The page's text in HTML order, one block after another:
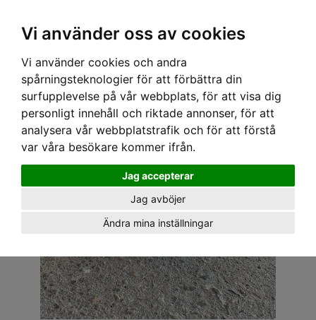
Vi använder oss av cookies
Vi använder cookies och andra
spårningsteknologier för att förbättra din
surfupplevelse på vår webbplats, för att visa dig
personligt innehåll och riktade annonser, för att
analysera vår webbplatstrafik och för att förstå
var våra besökare kommer ifrån.
Jag accepterar
Jag avböjer
Ändra mina inställningar
Hem› ACCESSOARER ›SOLGLASÖGON› SOLGLASÖGON - 50S RÖD